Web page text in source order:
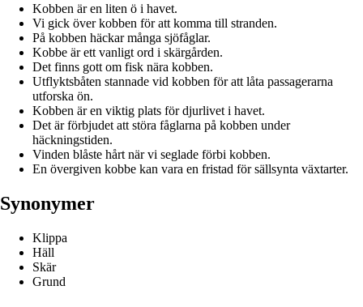
Kobben är en liten ö i havet.
Vi gick över kobben för att komma till stranden.
På kobben häckar många sjöfåglar.
Kobbe är ett vanligt ord i skärgården.
Det finns gott om fisk nära kobben.
Utflyktsbåten stannade vid kobben för att låta passagerarna
utforska ön.
Kobben är en viktig plats för djurlivet i havet.
Det är förbjudet att störa fåglarna på kobben under
häckningstiden.
Vinden blåste hårt när vi seglade förbi kobben.
En övergiven kobbe kan vara en fristad för sällsynta växtarter.
Synonymer
Klippa
Häll
Skär
Grund